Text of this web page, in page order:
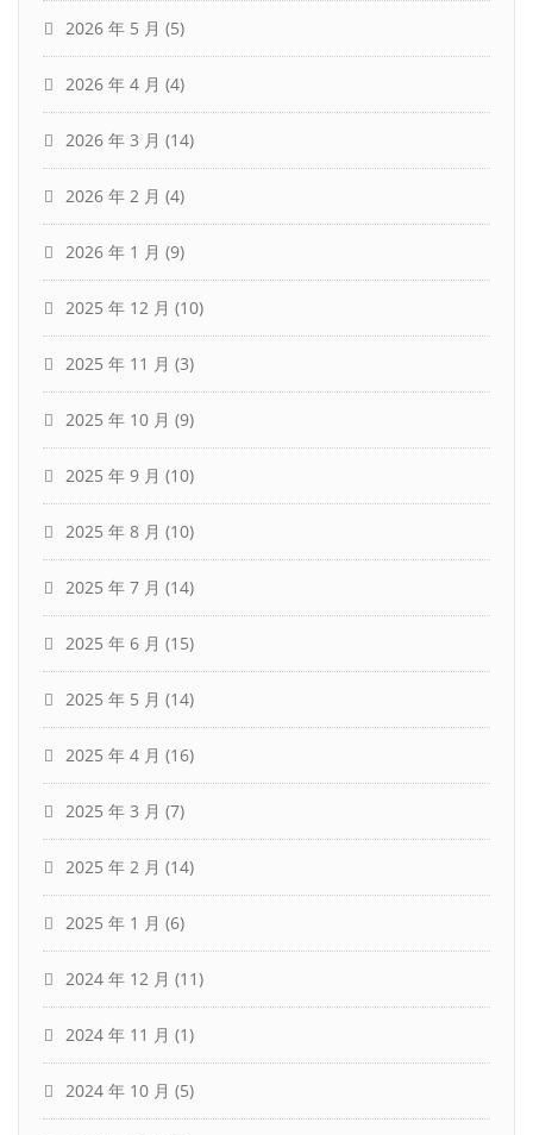
2026 年 5 月 (5)
2026 年 4 月 (4)
2026 年 3 月 (14)
2026 年 2 月 (4)
2026 年 1 月 (9)
2025 年 12 月 (10)
2025 年 11 月 (3)
2025 年 10 月 (9)
2025 年 9 月 (10)
2025 年 8 月 (10)
2025 年 7 月 (14)
2025 年 6 月 (15)
2025 年 5 月 (14)
2025 年 4 月 (16)
2025 年 3 月 (7)
2025 年 2 月 (14)
2025 年 1 月 (6)
2024 年 12 月 (11)
2024 年 11 月 (1)
2024 年 10 月 (5)